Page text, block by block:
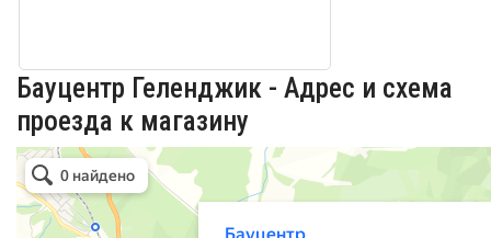
Бауцентр Геленджик - Адрес и схема
проезда к магазину
Бауцентр
Строительный магазин в Новороссийске
Товары для дома в Новороссийске